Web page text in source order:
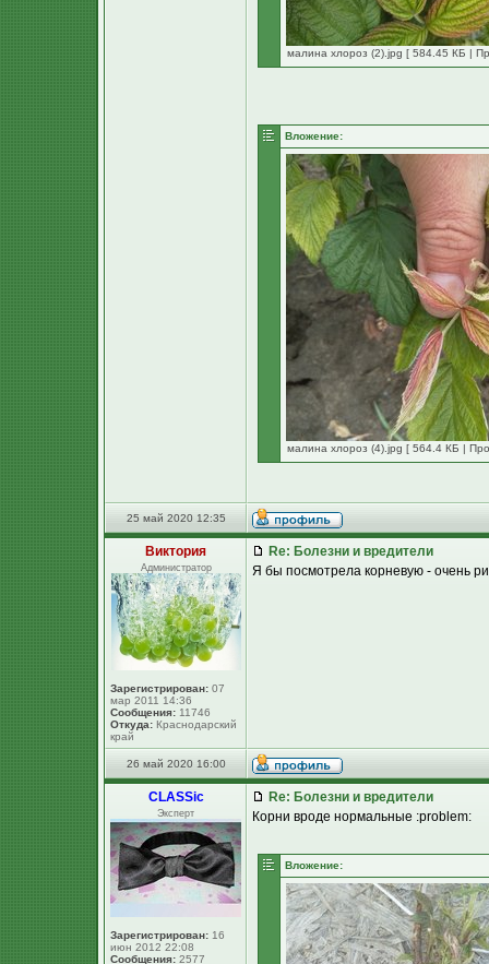
малина хлороз (2).jpg [ 584.45 КБ |
Вложение:
малина хлороз (4).jpg [ 564.4 КБ |
25 май 2020 12:35
Виктория
Администратор
Зарегистрирован: 07
мар 2011 14:36
Сообщения: 11746
Откуда: Краснодарский
край
Re: Болезни и вредители
Я бы посмотрела корневую - очень
26 май 2020 16:00
CLASSic
Эксперт
Зарегистрирован: 16
июн 2012 22:08
Сообщения: 2577
Re: Болезни и вредители
Корни вроде нормальные :problem:
Вложение: